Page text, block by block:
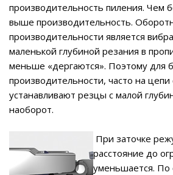
производительность пиления. Чем
выше производительность.
производительности является
маленькой глубиной резания в
меньше «дергаются». Поэтому для
производительности, часто на
устанавливают резцы с малой
наоборот.
При заточке
расстояние до
уменьшается. По